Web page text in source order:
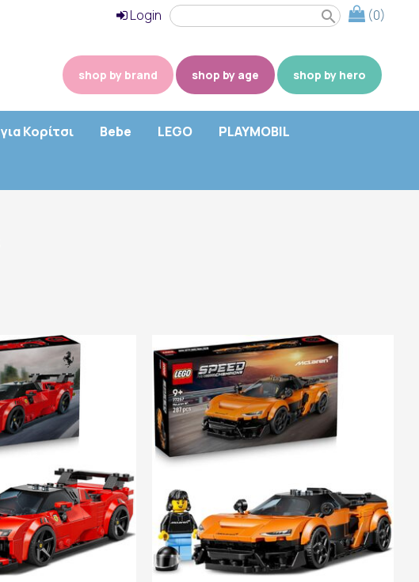
(0)
search
Login
shop by brand shop by age shop by hero
για Κορίτσι Bebe LEGO PLAYMOBIL